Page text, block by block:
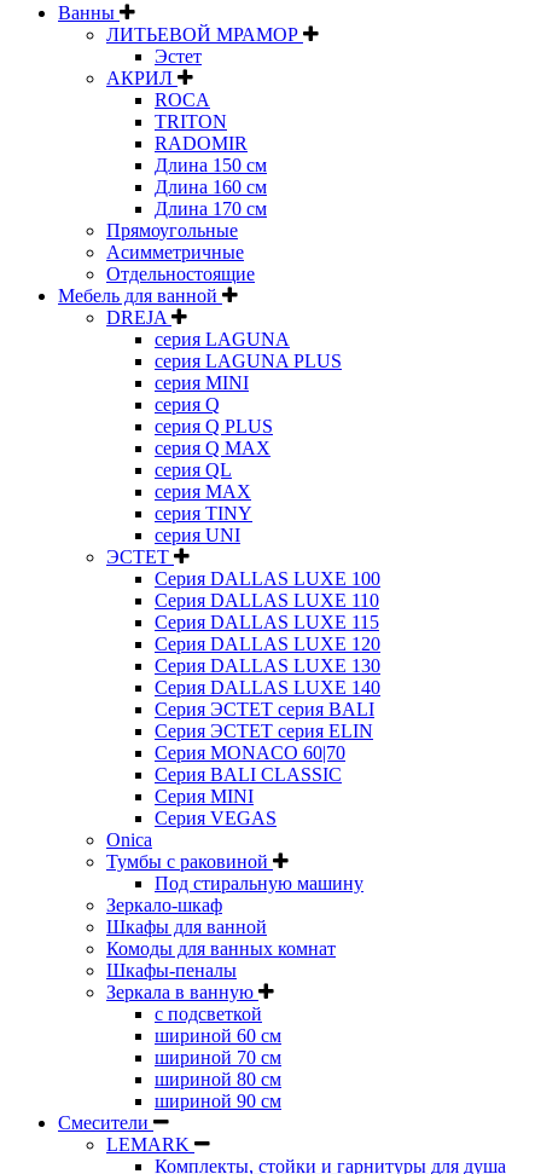
Ванны
ЛИТЬЕВОЙ МРАМОР
Эстет
АКРИЛ
ROCA
TRITON
RADOMIR
Длина 150 см
Длина 160 см
Длина 170 см
Прямоугольные
Асимметричные
Отдельностоящие
Мебель для ванной
DREJA
серия LAGUNA
серия LAGUNA PLUS
серия MINI
серия Q
серия Q PLUS
серия Q MAX
серия QL
серия MAX
серия TINY
серия UNI
ЭСТЕТ
Серия DALLAS LUXE 100
Серия DALLAS LUXE 110
Серия DALLAS LUXE 115
Серия DALLAS LUXE 120
Серия DALLAS LUXE 130
Серия DALLAS LUXE 140
Серия ЭСТЕТ серия BALI
Серия ЭСТЕТ серия ELIN
Серия MONACO 60|70
Серия BALI CLASSIC
Серия MINI
Серия VEGAS
Onica
Тумбы с раковиной
Под стиральную машину
Зеркало-шкаф
Шкафы для ванной
Комоды для ванных комнат
Шкафы-пеналы
Зеркала в ванную
с подсветкой
шириной 60 см
шириной 70 см
шириной 80 см
шириной 90 см
Смесители
LEMARK
Комплекты, стойки и гарнитуры для душа